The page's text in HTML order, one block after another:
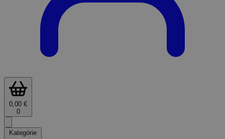
0,00 €
0
Kategórie